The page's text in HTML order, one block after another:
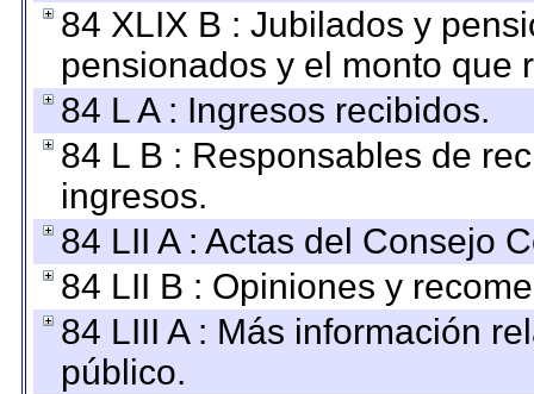
84 XLIX B : Jubilados y
pensionados y el monto que
84 L A : Ingresos recibidos.
84 L B : Responsables de
ingresos.
84 LII A : Actas del Consejo
84 LII B : Opiniones y
84 LIII A : Más información
público.